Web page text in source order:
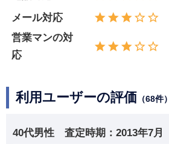
メール対応
営業マンの対
応
利用ユーザーの評価 （68件）
40代男性 査定時期： 2013年7月